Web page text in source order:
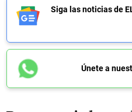
Siga las noticias de
Únete a